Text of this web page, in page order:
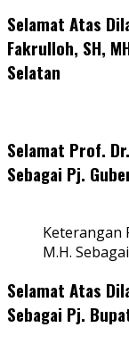
Selamat Atas
Fakrulloh, SH,
Selatan
Selamat Prof.
Sebagai Pj.
Keterangan
M.H.
Selamat Atas
Sebagai Pj.